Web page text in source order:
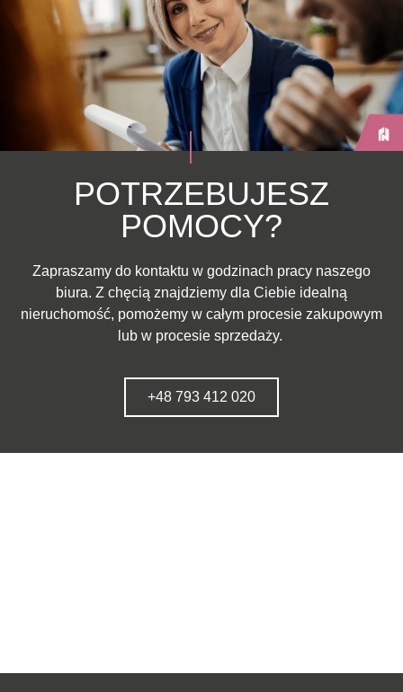
POTRZEBUJESZ
POMOCY?
Zapraszamy do kontaktu w godzinach pracy naszego
biura. Z chęcią znajdziemy dla Ciebie idealną
nieruchomość, pomożemy w całym procesie zakupowym
lub w procesie sprzedaży.
+48 793 412 020